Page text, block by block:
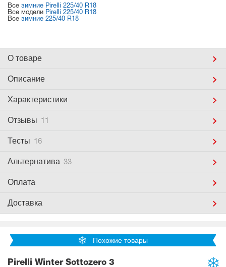
Все зимние Pirelli 225/40 R18
Все модели Pirelli 225/40 R18
Все зимние 225/40 R18
О товаре
Описание
Характеристики
Отзывы 11
Тесты 16
Альтернатива 33
Оплата
Доставка
Похожие товары
Pirelli Winter Sottozero 3